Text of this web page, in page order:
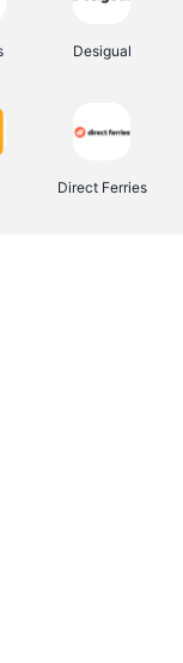
Desigual
Direct Ferries